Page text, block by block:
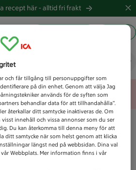
recept här -alltid fri frakt
idag?
Unknown error
och får tillgång till personuppgifter som
på din enhet. Genom att välja Jag
används för de syften som
behandlar data för att tillhandahålla”.
återkallar ditt samtycke inaktiveras de. Om
visst innehåll och vissa annonser som du ser
Du kan återkomma till denna meny för att
ditt samtycke när som helst genom att klicka
längst ned på webbsidan. Dina val
Webbplats. Mer information finns i vår